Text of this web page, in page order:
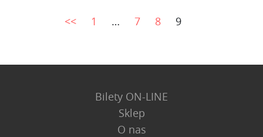
<< 1 … 7 8 9
Bilety ON-LINE
Sklep
O nas